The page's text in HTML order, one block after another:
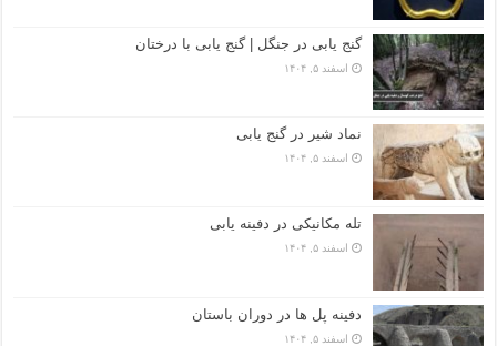
گنج یابی در جنگل | گنج یابی با درختان
اسفند ۵, ۱۴۰۴
نماد شیر در گنج یابی
اسفند ۵, ۱۴۰۴
تله مکانیکی در دفینه یابی
اسفند ۵, ۱۴۰۴
دفینه پل ها در دوران باستان
اسفند ۵, ۱۴۰۴